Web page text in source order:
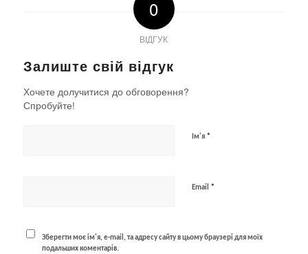
0
ВІДГУК
Залиште свій відгук
Хочете долучитися до обговорення?
Спробуйте!
Ім'я *
Email *
Зберегти моє ім'я, e-mail, та адресу сайту в цьому браузері для моїх
подальших коментарів.